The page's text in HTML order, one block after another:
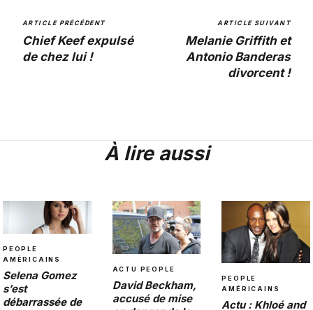
ARTICLE PRÉCÉDENT
Chief Keef expulsé
de chez lui !
ARTICLE SUIVANT
Melanie Griffith et
Antonio Banderas
divorcent !
À lire aussi
PEOPLE
AMÉRICAINS
Selena Gomez
s’est
débarrassée de
ACTU PEOPLE
David Beckham,
accusé de mise
PEOPLE
AMÉRICAINS
Actu : Khloé and